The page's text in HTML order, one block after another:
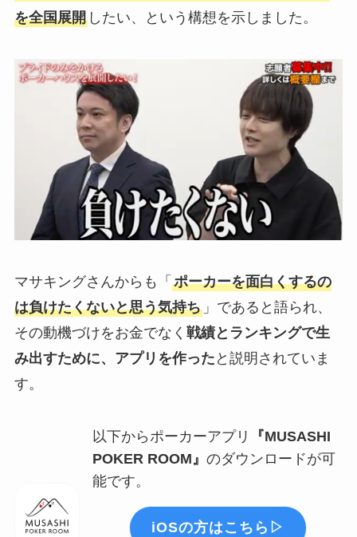
を全国展開したい、という構想を示しました。
マサキングさんからも「 ポーカーを面白くするの
は負けたくないと思う気持ち」であると語られ、
その動機づけをお金でなく 戦績とランキングで生
み出すために、アプリを作った と説明されていま
す。
以下からポーカーアプリ
『MUSASHI
POKER ROOM』のダウンロードが可
能です。
iOSの方はこちら▷